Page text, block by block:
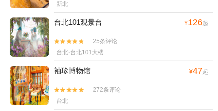
新北
台北101观景台 ¥126起


25条评论
台北·台北101大楼
袖珍博物馆 ¥47起


272条评论
台北